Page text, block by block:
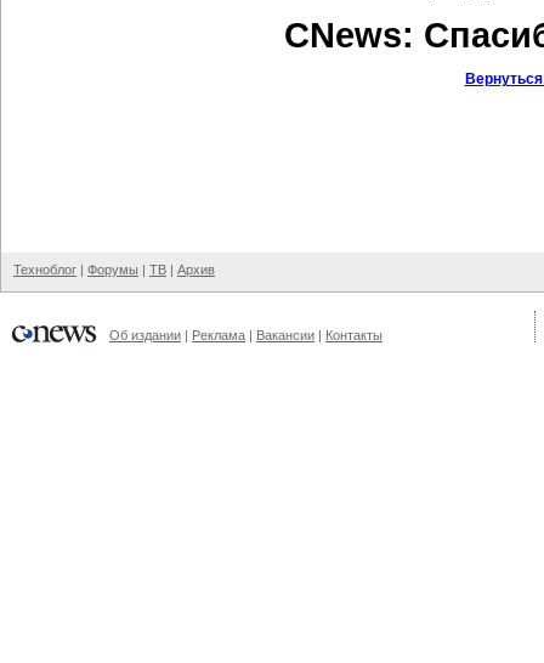
CNews:
Техноблог | Форумы | ТВ | Архив
Об издании | Реклама | Вакансии | Контакты